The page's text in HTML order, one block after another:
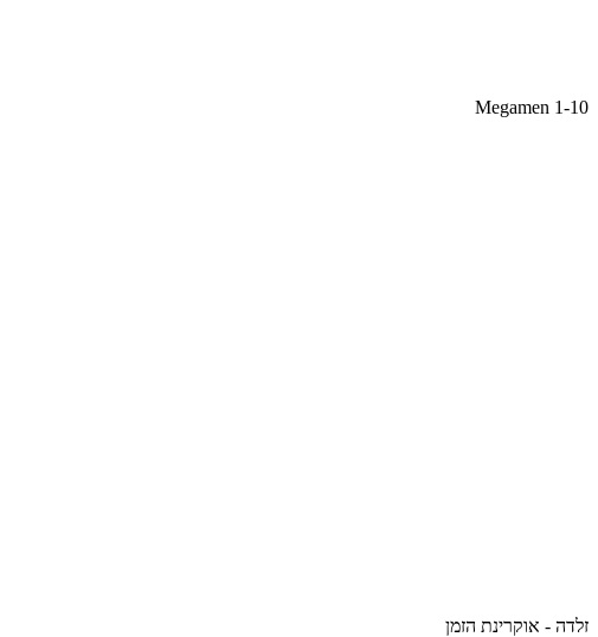
Megamen 1-10
זלדה - אוקרינת הזמן